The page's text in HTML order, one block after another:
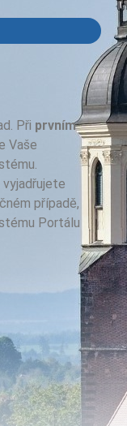
Při prvním
Vaše
případě,
Portálu